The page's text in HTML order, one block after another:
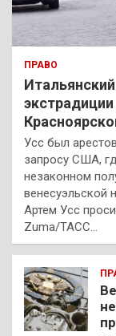
ПРАВО
Усс был
запросу США,
незаконном
венесуэльской
Артем Усс
Zuma/ТАСС…